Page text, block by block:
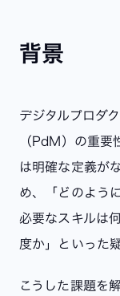
背景
デジタルプロダ
（PdM）の重
は明確な定義が
め、「どのよう
必要なスキルは
度か」といった
こうした課題を